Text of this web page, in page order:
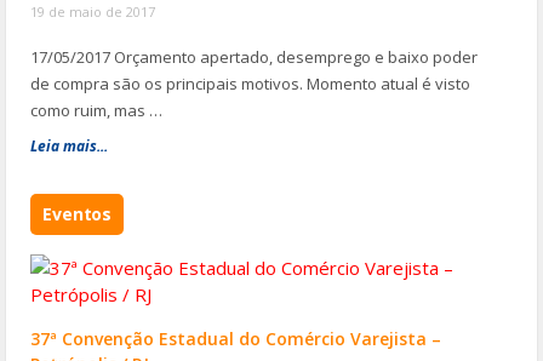
19 de maio de 2017
17/05/2017 Orçamento apertado, desemprego e baixo poder
de compra são os principais motivos. Momento atual é visto
como ruim, mas …
Leia mais...
Eventos
37ª Convenção Estadual do Comércio Varejista –